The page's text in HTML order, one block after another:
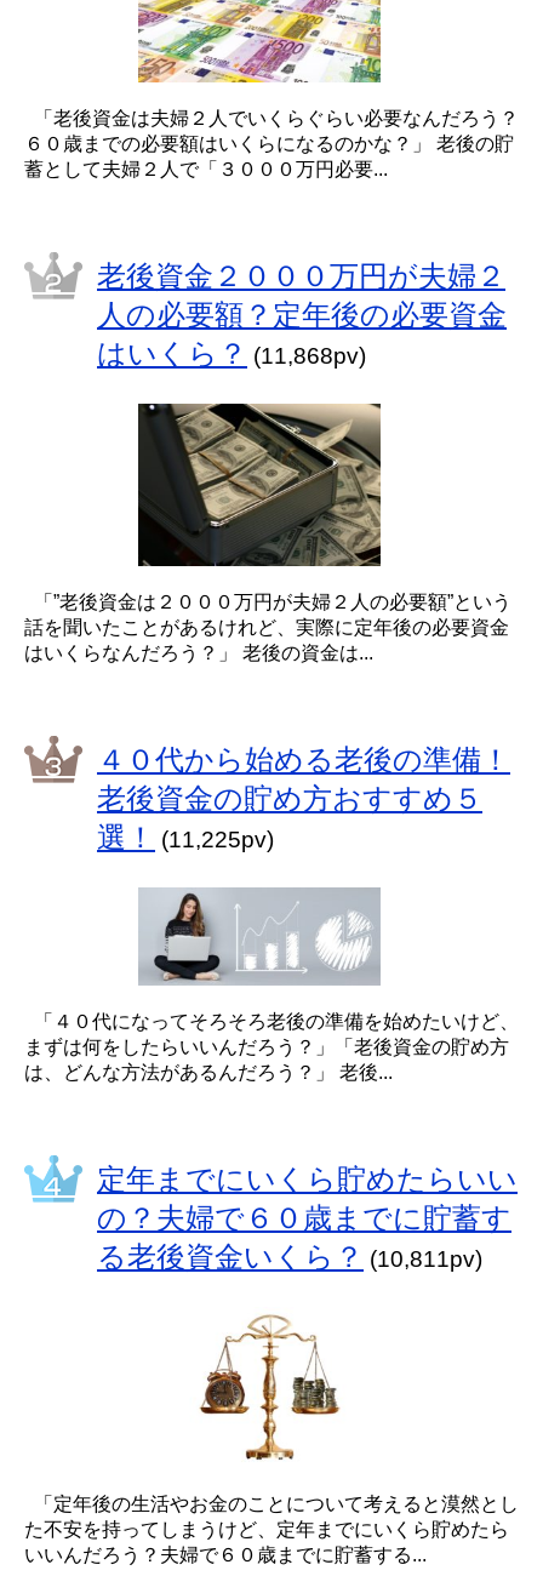
「老後資金は夫婦２人でいくらぐらい必要なんだろう？
６０歳までの必要額はいくらになるのかな？」 老後の貯
蓄として夫婦２人で「３０００万円必要...
老後資金２０００万円が夫婦２
人の必要額？定年後の必要資金
はいくら？ (11,868pv)
「”老後資金は２０００万円が夫婦２人の必要額”という
話を聞いたことがあるけれど、実際に定年後の必要資金
はいくらなんだろう？」 老後の資金は...
４０代から始める老後の準備！
老後資金の貯め方おすすめ５
選！
(11,225pv)
「４０代になってそろそろ老後の準備を始めたいけど、
まずは何をしたらいいんだろう？」「老後資金の貯め方
は、どんな方法があるんだろう？」 老後...
定年までにいくら貯めたらいい
の？夫婦で６０歳までに貯蓄す
る老後資金いくら？ (10,811pv)
「定年後の生活やお金のことについて考えると漠然とし
た不安を持ってしまうけど、定年までにいくら貯めたら
いいんだろう？夫婦で６０歳までに貯蓄する...